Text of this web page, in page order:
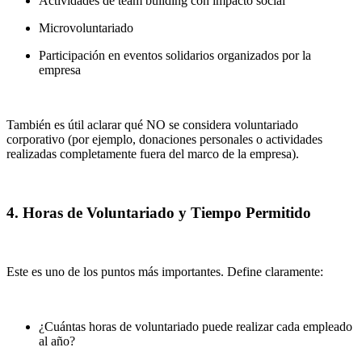
Microvoluntariado
Participación en eventos solidarios organizados por la
empresa
También es útil aclarar qué NO se considera voluntariado
corporativo (por ejemplo, donaciones personales o actividades
realizadas completamente fuera del marco de la empresa).
4. Horas de Voluntariado y Tiempo Permitido
Este es uno de los puntos más importantes. Define claramente:
¿Cuántas horas de voluntariado puede realizar cada empleado
al año?